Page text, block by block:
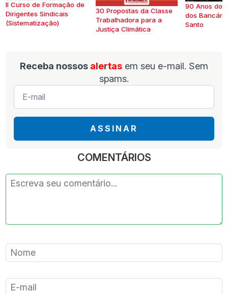
II Curso de Formação de
Dirigentes Sindicais
(Sistematização)
30 Propostas da Classe
Trabalhadora para a
Justiça Climática
90 Anos do
dos
Santo
Receba nossos alertas em seu e-mail. Sem
spams.
E-
mail
ASSINAR
COMENTÁRIOS